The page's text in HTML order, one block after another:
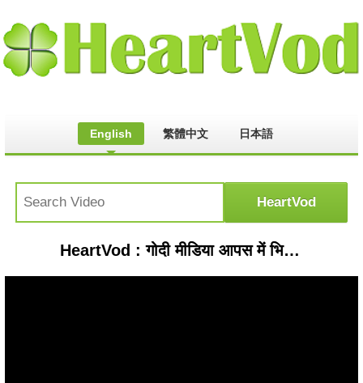
English 繁體中文 日本語
HeartVod : गोदी मीडिया आपस में भिड़ी.! नुसरत जहां को लेकर अंजना ओम कश्यप और रोमाना के बीच भयंकर लड़ाई